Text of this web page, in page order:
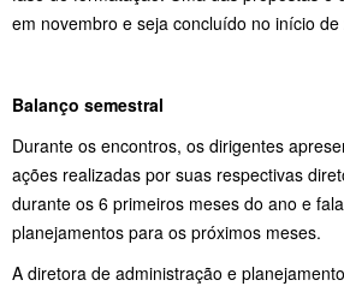
em novembro e seja concluído no início de
Balanço semestral
Durante os encontros, os dirigentes
ações realizadas por suas respectivas
durante os 6 primeiros meses do ano e
planejamentos para os próximos meses.
A diretora de administração e